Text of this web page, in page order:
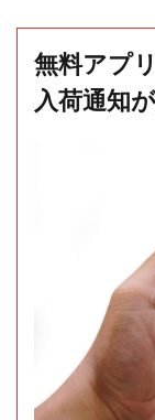
無料アプ
入荷通知